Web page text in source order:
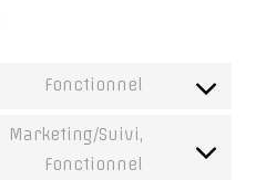
Fonctionnel
Consent
service
Marketing/Suivi,
Fonctionnel
Consent